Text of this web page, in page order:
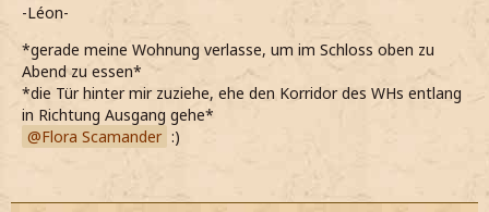
-Léon-
*gerade meine Wohnung verlasse, um im Schloss oben zu
Abend zu essen*
*die Tür hinter mir zuziehe, ehe den Korridor des WHs entlang
in Richtung Ausgang gehe*
Flora Scamander :)